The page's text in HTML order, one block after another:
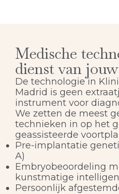
Medische
dienst van
De technologie in
Madrid is geen
instrument voor
We zetten de meest
technieken in op het
geassisteerde
Pre-implantatie
A)
Embryobeoordeling
kunstmatige
Persoonlijk